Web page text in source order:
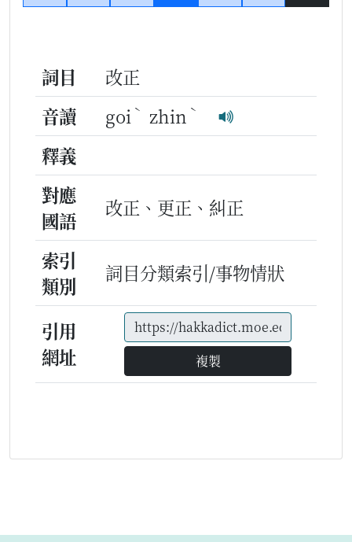
詞目
改正
音讀
goi ˋ zhin ˋ
釋義
對應
國語
改正、更正、糾正
索引
類別
詞目分類索引/事物情狀
引用
網址
複製